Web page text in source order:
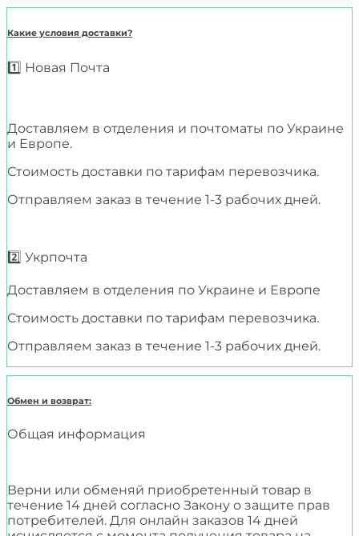
Какие условия доставки?
1️⃣ Новая Почта
Доставляем в отделения и почтоматы по Украине
и Европе.
Стоимость доставки по тарифам перевозчика.
Отправляем заказ в течение 1-3 рабочих дней.
2️⃣ Укрпочта
Доставляем в отделения по Украине и Европе
Стоимость доставки по тарифам перевозчика.
Отправляем заказ в течение 1-3 рабочих дней.
Обмен и возврат:
Общая информация
Верни или обменяй приобретенный товар в
течение 14 дней согласно Закону о защите прав
потребителей. Для онлайн заказов 14 дней